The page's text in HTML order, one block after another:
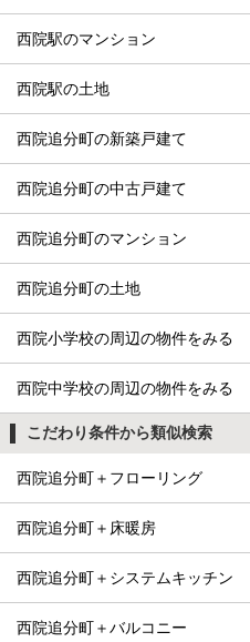
西院駅のマンション
西院駅の土地
西院追分町の新築戸建て
西院追分町の中古戸建て
西院追分町のマンション
西院追分町の土地
西院小学校の周辺の物件をみる
西院中学校の周辺の物件をみる
こだわり条件から類似検索
西院追分町＋フローリング
西院追分町＋床暖房
西院追分町＋システムキッチン
西院追分町＋バルコニー